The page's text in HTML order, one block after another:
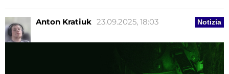
Notizia
Anton Kratiuk 23.09.2025, 18:03